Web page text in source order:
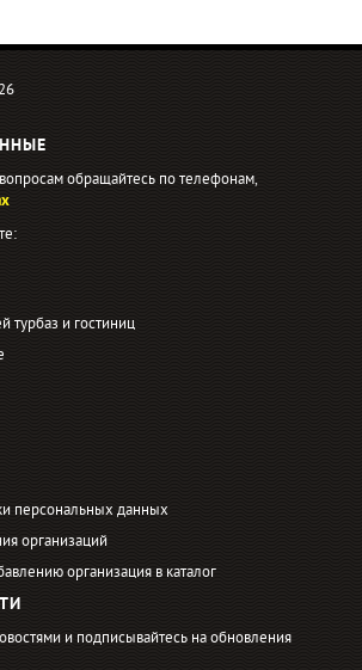
обращайтесь по телефонам,
турбаз и гостиниц
персональных данных
организаций
организация в каталог
и подписывайтесь на обновления